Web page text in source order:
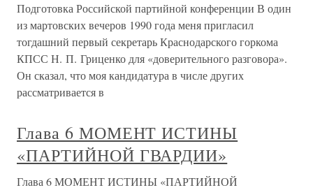
Подготовка Российской партийной конференции В один
из мартовских вечеров 1990 года меня пригласил
тогдашний первый секретарь Краснодарского горкома
КПСС Н. П. Гриценко для «доверительного разговора».
Он сказал, что моя кандидатура в числе других
рассматривается в
Глава 6 МОМЕНТ ИСТИНЫ
«ПАРТИЙНОЙ ГВАРДИИ»
Глава 6 МОМЕНТ ИСТИНЫ «ПАРТИЙНОЙ